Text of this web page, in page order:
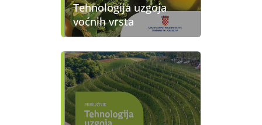
Tehnologija uzgoja
voćnih vrsta